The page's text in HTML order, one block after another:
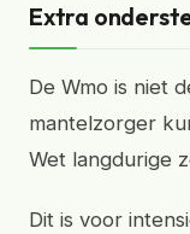
Extra
De Wmo is niet
mantelzorger
Wet langdurige
Dit is voor